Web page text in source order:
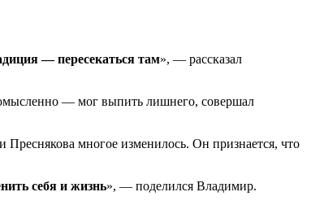
— пересекаться там», — рассказал
— мог выпить лишнего, совершал
многое изменилось. Он признается, что
себя и жизнь», — поделился Владимир.